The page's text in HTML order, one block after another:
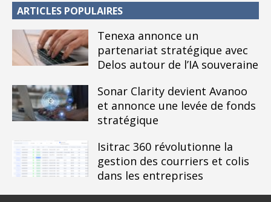
ARTICLES POPULAIRES
Tenexa annonce un
partenariat stratégique avec
Delos autour de l’IA souveraine
Sonar Clarity devient Avanoo
et annonce une levée de fonds
stratégique
Isitrac 360 révolutionne la
gestion des courriers et colis
dans les entreprises